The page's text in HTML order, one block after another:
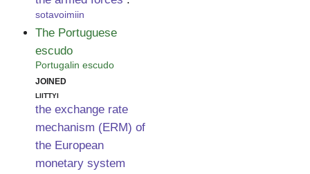
sotavoimiin
The Portuguese
escudo
Portugalin escudo
joined
liittyi
the exchange rate
mechanism (ERM) of
the European
monetary system